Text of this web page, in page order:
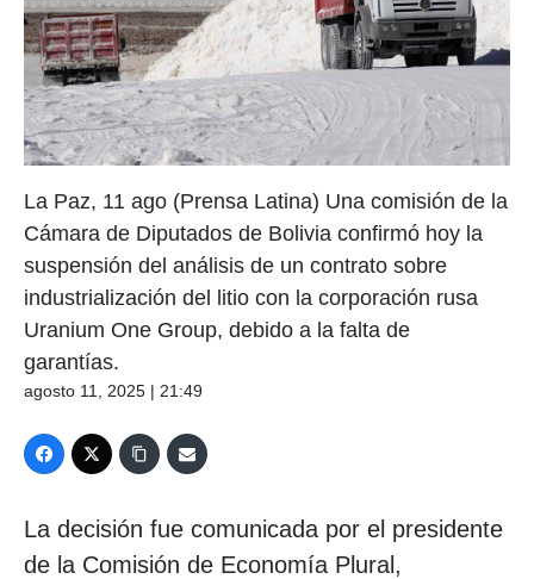
La Paz, 11 ago (Prensa Latina) Una comisión de la
Cámara de Diputados de Bolivia confirmó hoy la
suspensión del análisis de un contrato sobre
industrialización del litio con la corporación rusa
Uranium One Group, debido a la falta de
garantías.
agosto 11, 2025 | 21:49
La decisión fue comunicada por el presidente
de la Comisión de Economía Plural,